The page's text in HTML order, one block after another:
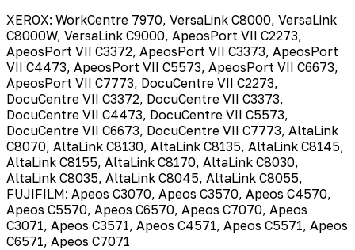
XEROX: WorkCentre 7970, VersaLink C8000, VersaLink
C8000W, VersaLink C9000, ApeosPort VII C2273,
ApeosPort VII C3372, ApeosPort VII C3373, ApeosPort
VII C4473, ApeosPort VII C5573, ApeosPort VII C6673,
ApeosPort VII C7773, DocuCentre VII C2273,
DocuCentre VII C3372, DocuCentre VII C3373,
DocuCentre VII C4473, DocuCentre VII C5573,
DocuCentre VII C6673, DocuCentre VII C7773, AltaLink
C8070, AltaLink C8130, AltaLink C8135, AltaLink C8145,
AltaLink C8155, AltaLink C8170, AltaLink C8030,
AltaLink C8035, AltaLink C8045, AltaLink C8055,
FUJIFILM: Apeos C3070, Apeos C3570, Apeos C4570,
Apeos C5570, Apeos C6570, Apeos C7070, Apeos
C3071, Apeos C3571, Apeos C4571, Apeos C5571, Apeos
C6571, Apeos C7071